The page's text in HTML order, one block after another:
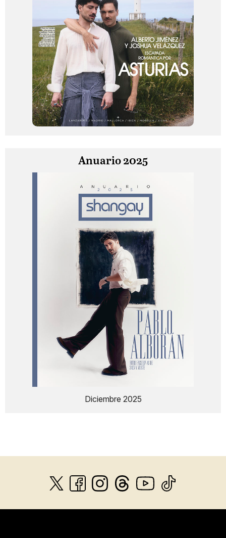
Anuario 2025
Diciembre 2025